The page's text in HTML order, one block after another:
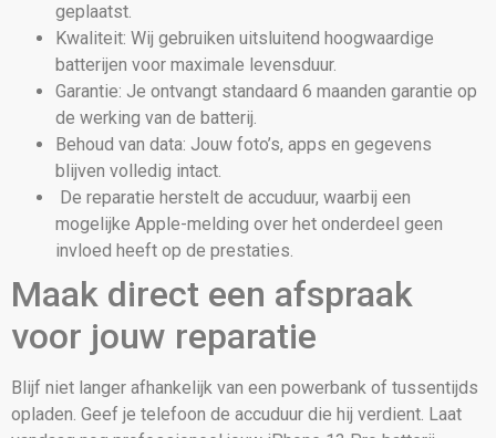
geplaatst.
Kwaliteit: Wij gebruiken uitsluitend hoogwaardige
batterijen voor maximale levensduur.
Garantie: Je ontvangt standaard 6 maanden garantie op
de werking van de batterij.
Behoud van data: Jouw foto’s, apps en gegevens
blijven volledig intact.
De reparatie herstelt de accuduur, waarbij een
mogelijke Apple-melding over het onderdeel geen
invloed heeft op de prestaties.
Maak direct een afspraak
voor jouw reparatie
Blijf niet langer afhankelijk van een powerbank of tussentijds
opladen. Geef je telefoon de accuduur die hij verdient. Laat